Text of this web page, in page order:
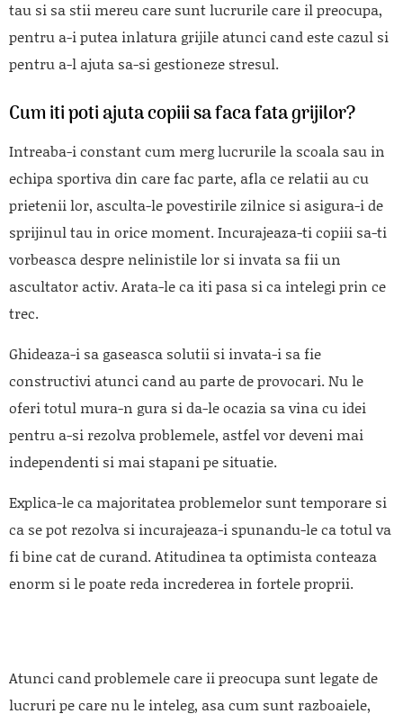
tau si sa stii mereu care sunt lucrurile care il preocupa,
pentru a-i putea inlatura grijile atunci cand este cazul si
pentru a-l ajuta sa-si gestioneze stresul.
Cum iti poti ajuta copiii sa faca fata grijilor?
Intreaba-i constant cum merg lucrurile la scoala sau in
echipa sportiva din care fac parte, afla ce relatii au cu
prietenii lor, asculta-le povestirile zilnice si asigura-i de
sprijinul tau in orice moment. Incurajeaza-ti copiii sa-ti
vorbeasca despre nelinistile lor si invata sa fii un
ascultator activ. Arata-le ca iti pasa si ca intelegi prin ce
trec.
Ghideaza-i sa gaseasca solutii si invata-i sa fie
constructivi atunci cand au parte de provocari. Nu le
oferi totul mura-n gura si da-le ocazia sa vina cu idei
pentru a-si rezolva problemele, astfel vor deveni mai
independenti si mai stapani pe situatie.
Explica-le ca majoritatea problemelor sunt temporare si
ca se pot rezolva si incurajeaza-i spunandu-le ca totul va
fi bine cat de curand. Atitudinea ta optimista conteaza
enorm si le poate reda increderea in fortele proprii.
Atunci cand problemele care ii preocupa sunt legate de
lucruri pe care nu le inteleg, asa cum sunt razboaiele,